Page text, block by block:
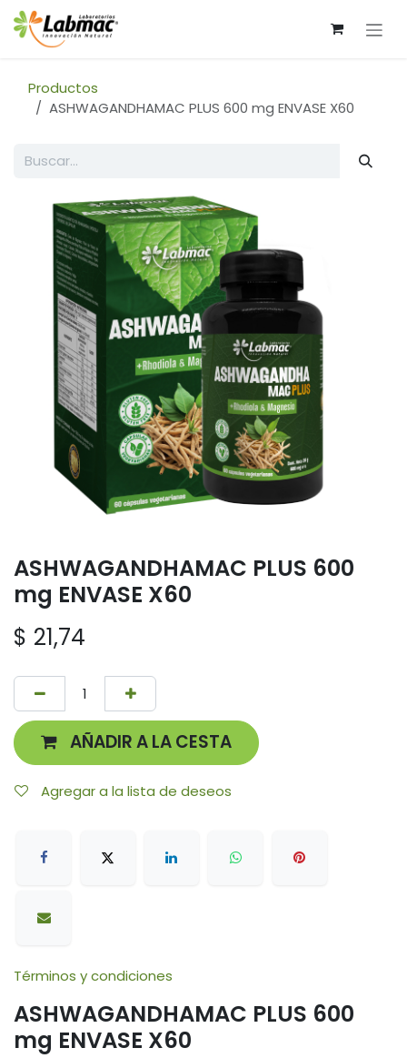
Ir al contenido
Productos
ASHWAGANDHAMAC PLUS 600 mg ENVASE X60
ASHWAGANDHAMAC PLUS 600
mg ENVASE X60
$ 21,74
AÑADIR A LA CESTA
Agregar a la lista de deseos
Términos y condiciones
ASHWAGANDHAMAC PLUS 600
mg ENVASE X60